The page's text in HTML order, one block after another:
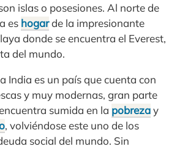
islas o posesiones. Al norte de
es hogarde la impresionante
donde se encuentra el Everest,
del mundo.
India es un país que cuenta con
y muy modernas, gran parte
sumida en la pobrezay
, volviéndose este uno de los
social del mundo. Sin